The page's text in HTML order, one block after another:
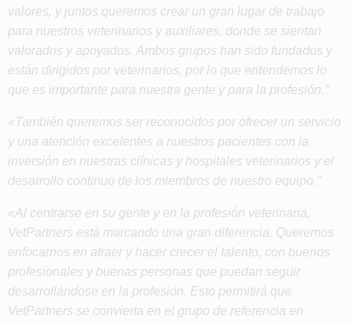
valores, y juntos queremos crear un gran lugar de trabajo
para nuestros veterinarios y auxiliares, donde se sientan
valorados y apoyados. Ambos grupos han sido fundados y
están dirigidos por veterinarios, por lo que entendemos lo
que es importante para nuestra gente y para la profesión.”
«También queremos ser reconocidos por ofrecer un servicio
y una atención excelentes a nuestros pacientes con la
inversión en nuestras clínicas y hospitales veterinarios y el
desarrollo continuo de los miembros de nuestro equipo.”
«Al centrarse en su gente y en la profesión veterinaria,
VetPartners está marcando una gran diferencia. Queremos
enfocarnos en atraer y hacer crecer el talento, con buenos
profesionales y buenas personas que puedan seguir
desarrollándose en la profesión. Esto permitirá que
VetPartners se convierta en el grupo de referencia en